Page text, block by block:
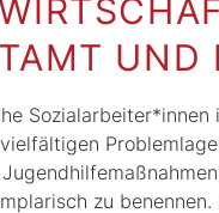
UND
zu